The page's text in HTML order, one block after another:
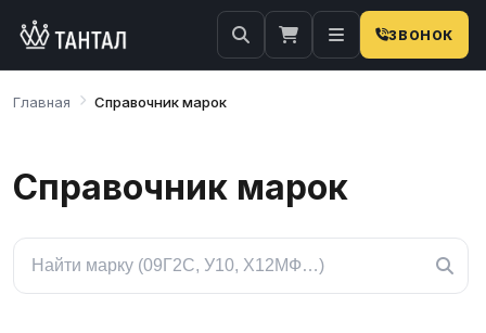
ЗВОНОК
Главная Справочник марок
Справочник марок